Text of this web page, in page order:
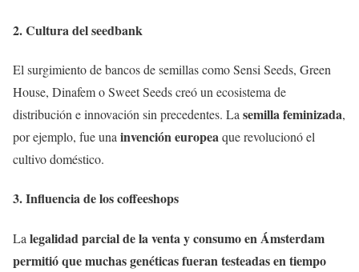
2. Cultura del seedbank
El surgimiento de bancos de semillas como Sensi Seeds, Green
House, Dinafem o Sweet Seeds creó un ecosistema de
distribución e innovación sin precedentes. La semilla feminizada,
por ejemplo, fue una invención europeaque revolucionó el
cultivo doméstico.
3. Influencia de los coffeeshops
La legalidad parcial de la venta y consumo en Ámsterdam
permitió que muchas genéticas fueran testeadas en tiempo